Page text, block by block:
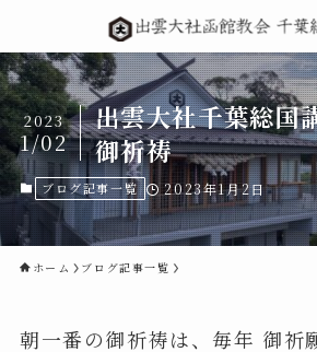
出雲大社千葉総国
御祈祷
2023
1/02
ブログ記事一覧 2023年1月2日
ホーム ブログ記事一覧
朝一番の御祈祷は、毎年 御祈